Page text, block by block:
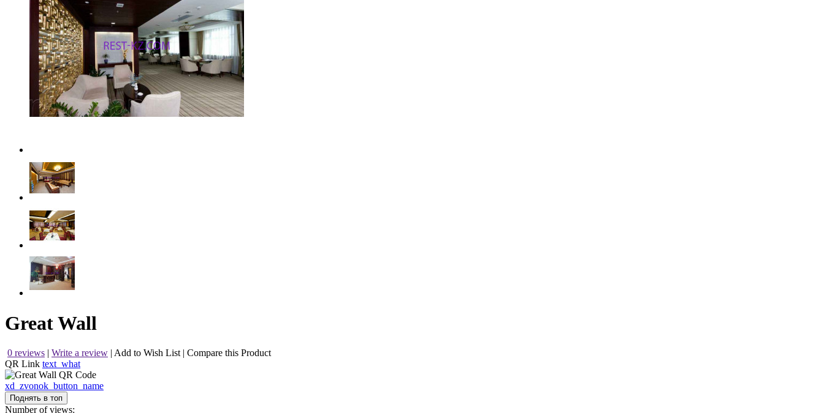
Great Wall
0 reviews | Write a review | Add to Wish List | Compare this Product
QR Link text_what
xd_zvonok_button_name
Поднять в топ
Number of views: